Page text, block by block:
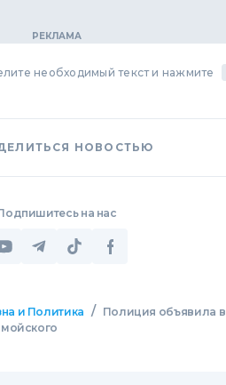
необходимый текст и нажмите
НОВОСТЬЮ
на нас
и Политика /
Полиция объявила